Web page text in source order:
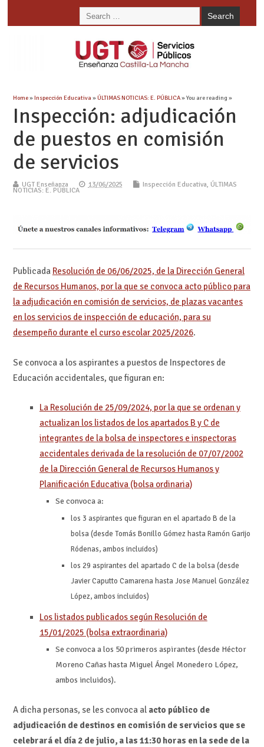
Home»Inspección Educativa »ÚLTIMAS NOTICIAS: E. PÚBLICA» You are reading »
Inspección: adjudicación
de puestos en comisión
de servicios
UGT Enseñanza 13/06/2025 Inspección Educativa, ÚLTIMAS
NOTICIAS: E. PÚBLICA
Publicada Resolución de 06/06/2025, de la Dirección General
de Recursos Humanos, por la que se convoca acto público para
la adjudicación en comisión de servicios, de plazas vacantes
en los servicios de inspección de educación, para su
desempeño durante el curso escolar 2025/2026.
Se convoca a los aspirantes a puestos de Inspectores de
Educación accidentales, que figuran en:
La Resolución de 25/09/2024, por la que se ordenan y
actualizan los listados de los apartados B y C de
integrantes de la bolsa de inspectores e inspectoras
accidentales derivada de la resolución de 07/07/2002
de la Dirección General de Recursos Humanos y
Planificación Educativa (bolsa ordinaria)
Se convoca a:
los 3 aspirantes que figuran en el apartado B de la
bolsa (desde Tomás Bonillo Gómez hasta Ramón Garijo
Ródenas, ambos incluidos)
los 29 aspirantes del apartado C de la bolsa (desde
Javier Caputto Camarena hasta Jose Manuel González
López, ambos incluidos)
Los listados publicados según Resolución de
15/01/2025 (bolsa extraordinaria)
Se convoca a los 50 primeros aspirantes (desde Héctor
Moreno Cañas hasta Miguel Ángel Monedero López,
ambos incluidos).
A dicha personas, se les convoca al acto público de
adjudicación de destinos en comisión de servicios que se
celebrará el día 2 de julio, a las 11:30 horas en la sede de la